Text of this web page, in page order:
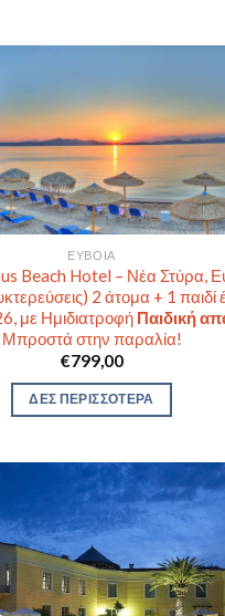
ΕΎΒΟΙΑ
Beach Hotel – Νέα Στύρα,
2 άτομα + 1
με Ημιδιατροφή Παιδική
Μπροστά στην παραλία!
€799,00
ΔΕΣ ΠΕΡΙΣΣΟΤΕΡΑ